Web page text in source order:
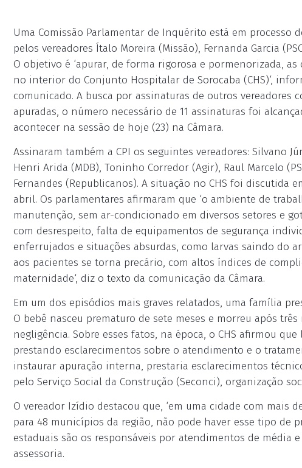
Uma Comissão Parlamentar de Inquérito está em processo
pelos vereadores Ítalo Moreira (Missão), Fernanda Garcia
O objetivo é ‘apurar, de forma rigorosa e pormenorizada,
no interior do Conjunto Hospitalar de Sorocaba (CHS)‘,
comunicado. A busca por assinaturas de outros vereadores
apuradas, o número necessário de 11 assinaturas foi
acontecer na sessão de hoje (23) na Câmara.
Assinaram também a CPI os seguintes vereadores: Silvano
Henri Arida (MDB), Toninho Corredor (Agir), Raul Marcelo
Fernandes (Republicanos). A situação no CHS foi discutida
abril. Os parlamentares afirmaram que ‘o ambiente de
manutenção, sem ar-condicionado em diversos setores e
com desrespeito, falta de equipamentos de segurança
enferrujados e situações absurdas, como larvas saindo do
aos pacientes se torna precário, com altos índices de
maternidade‘, diz o texto da comunicação da Câmara.
Em um dos episódios mais graves relatados, uma família
O bebê nasceu prematuro de sete meses e morreu após
negligência. Sobre esses fatos, na época, o CHS afirmou
prestando esclarecimentos sobre o atendimento e o
instaurar apuração interna, prestaria esclarecimentos
pelo Serviço Social da Construção (Seconci), organização
O vereador Izídio destacou que, ‘em uma cidade com mais
para 48 municípios da região, não pode haver esse tipo de
estaduais são os responsáveis por atendimentos de média
assessoria.